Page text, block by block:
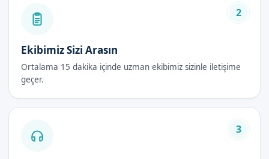
Lazer Sünnet Fiyatları 2026
göre belirlenir. Bigadiç'te sünnet hizmeti almak istiyorsanız,
randevu formumuzdan bize ulaşabilirsiniz.
Lazer Sünnet Sonrası Bakım Rehberi
Sünnet sonrası ilk 48 saat, iyileşme süreci için çok önemlidir.
2
Ekibimiz Sizi Arasın
Ortalama 15 dakika içinde uzman ekibimiz sizinle iletişime
geçer.
3